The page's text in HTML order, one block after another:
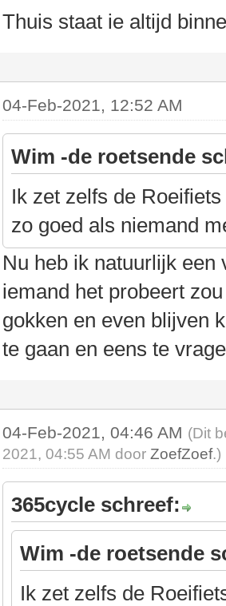
Thuis staat ie altijd
04-Feb-2021, 12:52 AM
Wim -de roetsende
Ik zet zelfs de
zo goed als niemand
Nu heb ik natuurlijk
iemand het probeert
gokken en even blijven
te gaan en eens te
04-Feb-2021, 04:46 AM (Dit
2021, 04:55 AM doorZoefZoef.)
365cycle schreef:
Wim -de roetsende
Ik zet zelfs de